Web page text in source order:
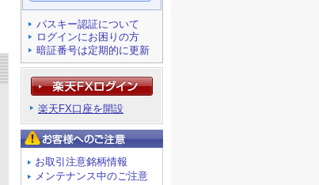
パスキー認証について
ログインにお困りの方
暗証番号は定期的に更新
楽天FX口座を開設
お取引注意銘柄情報
メンテナンス中のご注意